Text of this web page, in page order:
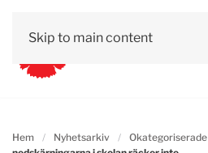
Skip to main content
Hem Nyhetsarkiv Okategoriserade